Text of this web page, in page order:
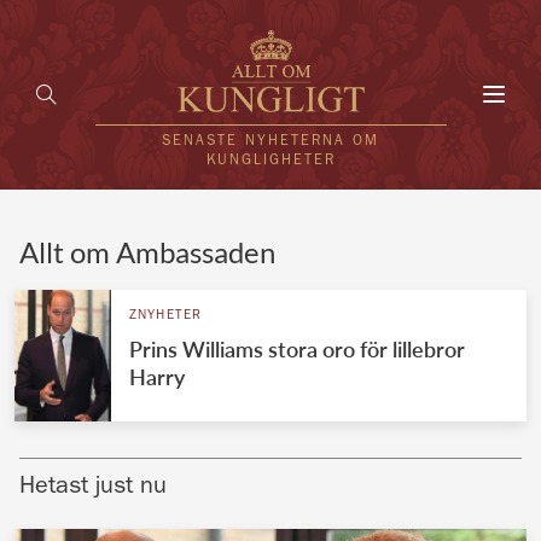
SENASTE NYHETERNA OM
KUNGLIGHETER
UTLÄNDSKT
VÄRLDENS KUNGAHUS
Brittiska kungahuset
Allt om Ambassaden
ZNYHETER
Prins Williams stora oro för lillebror
Harry
Hetast just nu